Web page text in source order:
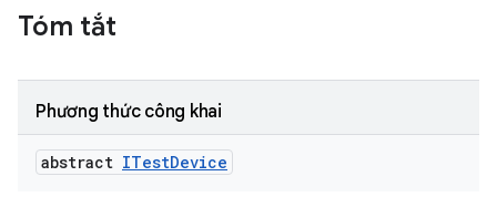
Tóm tắt
Phương thức công khai
abstract ITestDevice